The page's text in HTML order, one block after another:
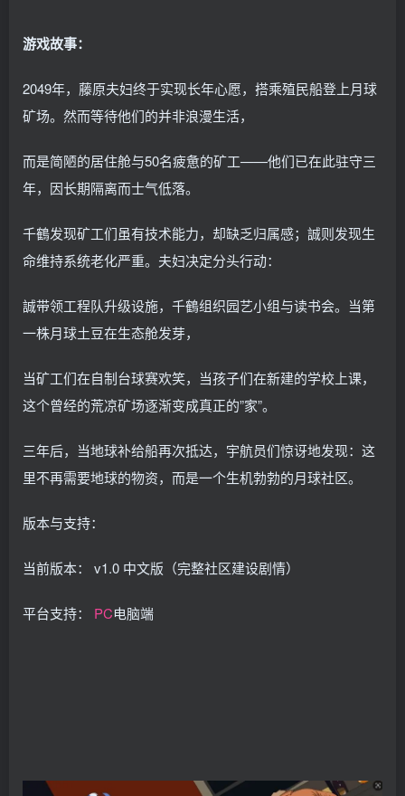
游戏故事：
2049年，藤原夫妇终于实现长年心愿，搭乘殖民船登上月球
矿场。然而等待他们的并非浪漫生活，
而是简陋的居住舱与50名疲惫的矿工——他们已在此驻守三
年，因长期隔离而士气低落。
千鶴发现矿工们虽有技术能力，却缺乏归属感；誠则发现生
命维持系统老化严重。夫妇决定分头行动：
誠带领工程队升级设施，千鶴组织园艺小组与读书会。当第
一株月球土豆在生态舱发芽，
当矿工们在自制台球赛欢笑，当孩子们在新建的学校上课，
这个曾经的荒凉矿场逐渐变成真正的”家”。
三年后，当地球补给船再次抵达，宇航员们惊讶地发现：这
里不再需要地球的物资，而是一个生机勃勃的月球社区。
版本与支持：
当前版本： v1.0 中文版（完整社区建设剧情）
平台支持： PC电脑端